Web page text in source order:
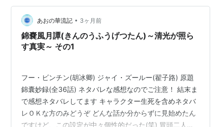
る。 彼は誠実で正直、そして言いにくいこともはっきり
言う性格…あおの華流記 • 3ヶ月前
錦嚢風月譚(きんのうふうげつたん)～清光が照ら
す真実～ その1
フー・ビンチン(胡冰卿) ジャイ・ズールー(翟子路) 原題
錦囊妙録(全36話) ネタバレな感想なのでご注意！ 結末ま
で感想ネタバレしてます キャラクター生死を含めネタバ
レＯＫな方のみどうぞ どんな話か分からずに見始めたん
ですけど、この設定が中々個性的だった(笑) 冒頭二人の